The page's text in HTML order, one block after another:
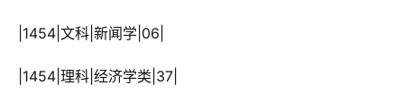
|1454|文科|新闻学|06|
|1454|理科|经济学类|37|